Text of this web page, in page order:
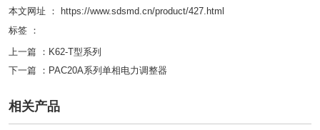
本文网址 ： https://www.sdsmd.cn/product/427.html
标签 ：
上一篇 ： K62-T型系列
下一篇 ： PAC20A系列单相电力调整器
相关产品